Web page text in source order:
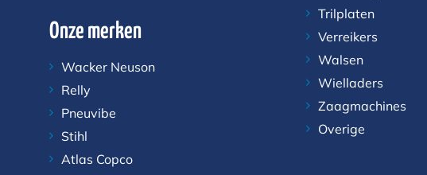
Onze merken
Wacker Neuson
Relly
Pneuvibe
Stihl
Atlas Copco
Trilplaten
Verreikers
Walsen
Wielladers
Zaagmachines
Overige